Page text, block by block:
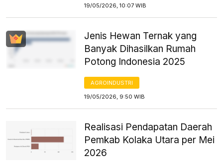
19/05/2026, 10:07 WIB
Jenis Hewan Ternak yang
Banyak Dihasilkan Rumah
Potong Indonesia 2025
AGROINDUSTRI
19/05/2026, 9:50 WIB
Realisasi Pendapatan Daerah
Pemkab Kolaka Utara per Mei
2026